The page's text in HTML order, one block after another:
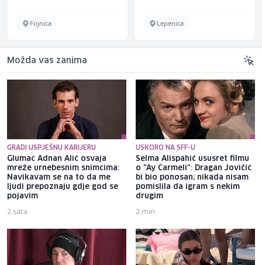
Fojnica Lepenica
Možda vas zanima
GRADI USPJEŠNU KARIJERU
Glumac Adnan Alić osvaja
mreže urnebesnim snimcima:
Navikavam se na to da me
ljudi prepoznaju gdje god se
pojavim
2 sata
USKORO NA SFF-U
Selma Alispahić ususret filmu
o "Ay Carmeli": Dragan Jovičić
bi bio ponosan; nikada nisam
pomislila da igram s nekim
drugim
2 min